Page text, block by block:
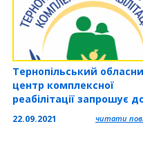
Тернопільський
центр комплексної
реабілітації запрошує
22.09.2021 читати